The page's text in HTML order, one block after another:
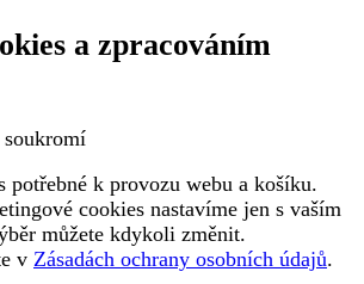
a zpracováním
soukromí
potřebné k provozu webu a košíku.
cookies nastavíme jen s vaším
můžete kdykoli změnit.
v Zásadách ochrany osobních údajů.